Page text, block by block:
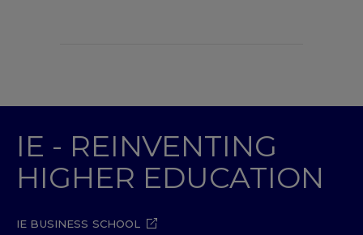
IE - REINVENTING
HIGHER EDUCATION
IE BUSINESS SCHOOL